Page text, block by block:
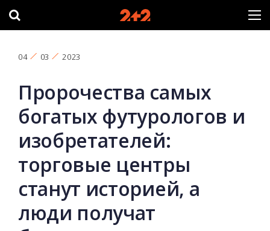
04 03 2023
Пророчества самых
богатых футурологов и
изобретателей:
торговые центры
станут историей, а
люди получат